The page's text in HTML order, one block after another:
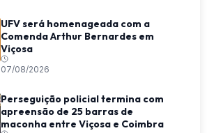
UFV será homenageada com a
Comenda Arthur Bernardes em
Viçosa
07/08/2026
Perseguição policial termina com
apreensão de 25 barras de
maconha entre Viçosa e Coimbra